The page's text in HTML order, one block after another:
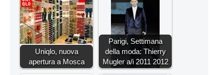
Uniqlo, nuova
apertura a Mosca
Parigi, Settimana
della moda: Thierry
Mugler a/i 2011 2012